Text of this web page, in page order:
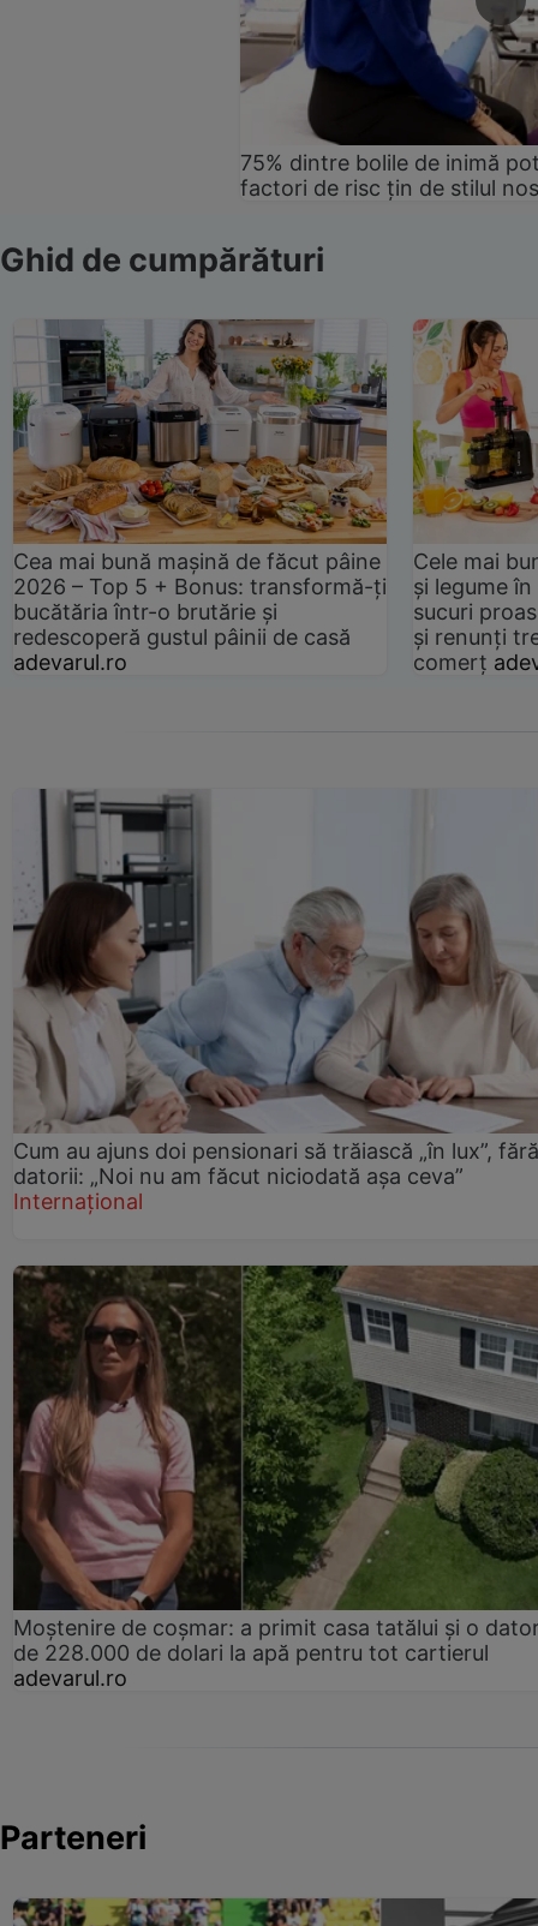
75% dintre bolile de inimă
factori de risc țin de stilul
Ghid de cumpărături
Cea mai bună mașină de făcut pâine
2026 – Top 5 + Bonus: transformă-ți
bucătăria într-o brutărie și
redescoperă gustul pâinii de casă
adevarul.ro
Cele mai
și legume
sucuri
și renunți
comerț
Cum au ajuns doi pensionari să trăiască „în lux”, fără
datorii: „Noi nu am făcut niciodată așa ceva”
Internațional
Moștenire de coșmar: a primit casa tatălui și o
de 228.000 de dolari la apă pentru tot cartierul
adevarul.ro
Parteneri